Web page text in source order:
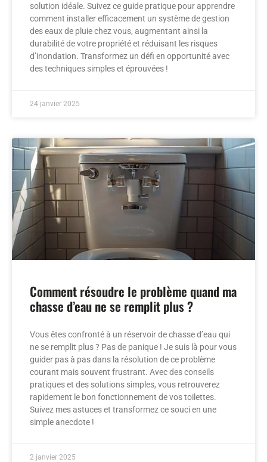
solution idéale. Suivez ce guide pratique pour apprendre
comment installer efficacement un système de gestion
des eaux de pluie chez vous, augmentant ainsi la
durabilité de votre propriété et réduisant les risques
d’inondation. Transformez un défi en opportunité avec
des techniques simples et éprouvées !
24 janvier 2025
Comment résoudre le problème quand ma
chasse d’eau ne se remplit plus ?
Vous êtes confronté à un réservoir de chasse d’eau qui
ne se remplit plus ? Pas de panique ! Je suis là pour vous
guider pas à pas dans la résolution de ce problème
courant mais souvent frustrant. Avec des conseils
pratiques et des solutions simples, vous retrouverez
rapidement le bon fonctionnement de vos toilettes.
Suivez mes astuces et transformez ce souci en une
simple anecdote !
2 janvier 2025